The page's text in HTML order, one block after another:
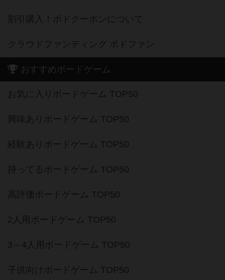
割引購入！ボドクーポンについて
クラウドファンディング ボドファン
おすすめボードゲーム
お気に入りボードゲーム TOP50
興味ありボードゲーム TOP50
経験ありボードゲーム TOP50
持ってるボードゲーム TOP50
高評価ボードゲーム TOP50
2人用ボードゲーム TOP50
3～4人用ボードゲーム TOP50
子供向けボードゲーム TOP50